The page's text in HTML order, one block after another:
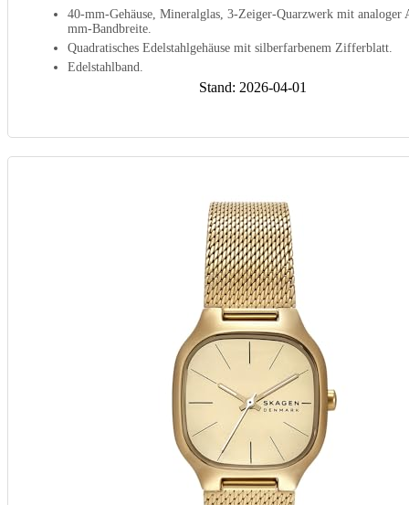
40-mm-Gehäuse, Mineralglas, 3-Zeiger-Quarzwerk mit analoger
mm-Bandbreite.
Quadratisches Edelstahlgehäuse mit silberfarbenem Zifferblatt.
Edelstahlband.
Stand: 2026-04-01